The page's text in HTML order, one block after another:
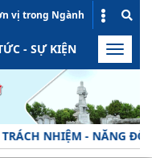
vị trong Ngành
- SỰ KIỆN HOẠT
Toggle
NHIỆM - NĂNG ĐỘNG -